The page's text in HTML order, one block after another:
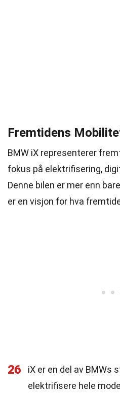
Fremtidens
BMW iX representerer
fokus på elektrifisering,
Denne bilen er mer enn
er en visjon for hva
26
iX er en del av BMWs
elektrifisere hele